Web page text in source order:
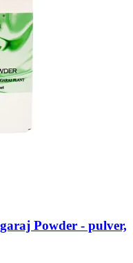
Powder -​ pulver,